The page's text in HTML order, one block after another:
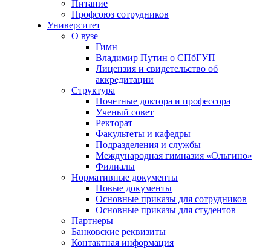
Питание
Профсоюз сотрудников
Университет
О вузе
Гимн
Владимир Путин о СПбГУП
Лицензия и свидетельство об
аккредитации
Структура
Почетные доктора и профессора
Ученый совет
Ректорат
Факультеты и кафедры
Подразделения и службы
Международная гимназия «Ольгино»
Филиалы
Нормативные документы
Новые документы
Основные приказы для сотрудников
Основные приказы для студентов
Партнеры
Банковские реквизиты
Контактная информация